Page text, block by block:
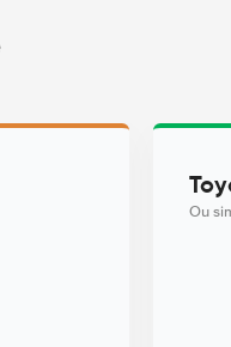
Ou